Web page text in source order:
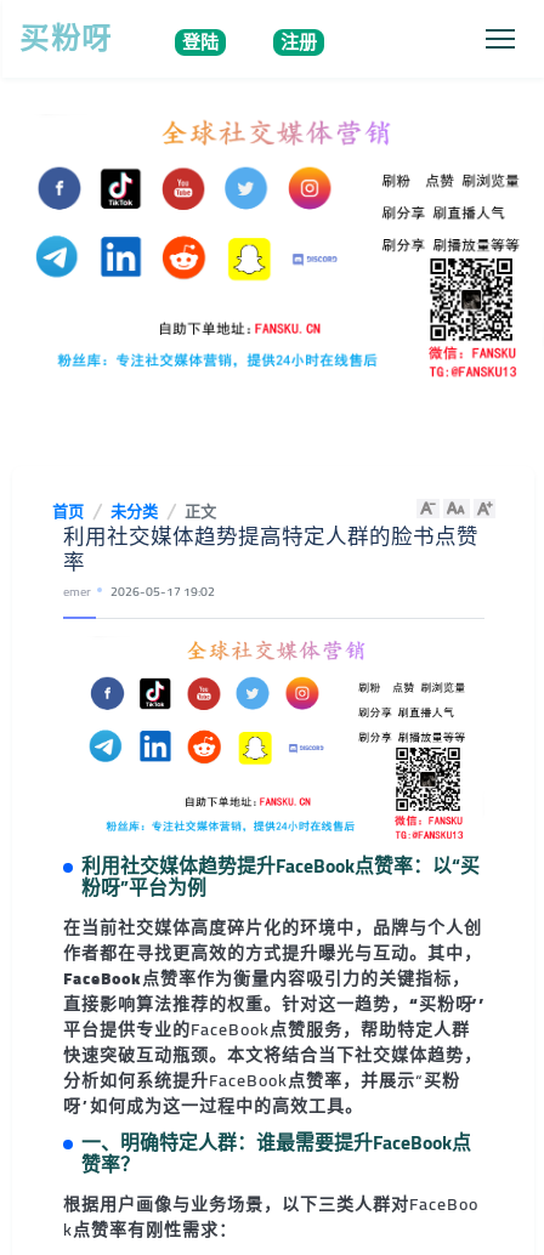
买粉呀 登陆 注册
首页 未分类 正文
利用社交媒体趋势提高特定人群的脸书点赞
率
emer 2026-05-17 19:02
利用社交媒体趋势提升FaceBook点赞率：以“买
粉呀”平台为例
在当前社交媒体高度碎片化的环境中，品牌与个人创
作者都在寻找更高效的方式提升曝光与互动。其中，
FaceBook点赞率作为衡量内容吸引力的关键指标，
直接影响算法推荐的权重。针对这一趋势， “买粉呀”
平台提供专业的FaceBook点赞服务，帮助特定人群
快速突破互动瓶颈。本文将结合当下社交媒体趋势，
分析如何系统提升FaceBook点赞率，并展示“买粉
呀”如何成为这一过程中的高效工具。
一、明确特定人群：谁最需要提升FaceBook点
赞率？
根据用户画像与业务场景，以下三类人群对FaceBoo
k点赞率有刚性需求：